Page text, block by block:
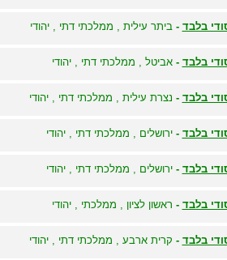
בלבד -ביתר עילית , ממלכתי דתי , יהודי
בלבד -אביטל , ממלכתי דתי , יהודי
בלבד - נצרת עילית , ממלכתי דתי , יהודי
בלבד -ירושלים , ממלכתי דתי , יהודי
בלבד -ירושלים , ממלכתי דתי , יהודי
בלבד - ראשון לציון , ממלכתי , יהודי
בלבד - קרית ארבע , ממלכתי דתי , יהודי